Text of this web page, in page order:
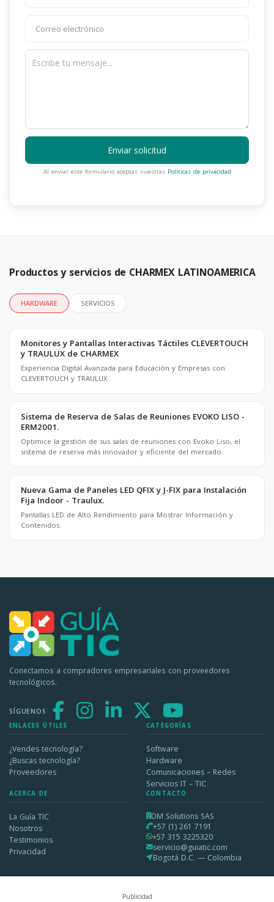
Al enviar este formulario aceptas nuestras Políticas de privacidad
Enviar solicitud
Productos y servicios de CHARMEX LATINOAMERICA
HARDWARE SERVICIOS
Monitores y Pantallas Interactivas Táctiles CLEVERTOUCH
y TRAULUX de CHARMEX
Experiencia Digital Avanzada para Educación y Empresas con
CLEVERTOUCH y TRAULUX
Sistema de Reserva de Salas de Reuniones EVOKO LISO -
ERM2001.
Optimice la gestión de sus salas de reuniones con Evoko Liso, el
sistema de reserva más innovador y eficiente del mercado.
Nueva Gama de Paneles LED QFIX y J-FIX para Instalación
Fija Indoor - Traulux.
Pantallas LED de Alto Rendimiento para Mostrar Información y
Contenidos.
Publicidad
Conectamos a compradores empresariales con proveedores
tecnológicos.
SÍGUENOS
ENLACES ÚTILES
¿Vendes tecnología?
¿Buscas tecnología?
Proveedores
CATEGORÍAS
Software
Hardware
Comunicaciones – Redes
Servicios IT – TIC
ACERCA DE
La Guía TIC
Nosotros
Testimonios
Privacidad
CONTACTO
DM Solutions SAS
+57 (1) 261 7191
+57 315 3225320
servicio@guiatic.com
Bogotá D.C. — Colombia